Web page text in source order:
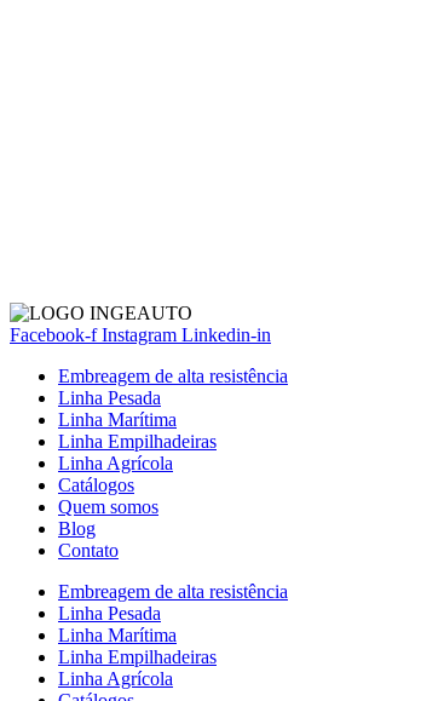
Facebook-f Instagram Linkedin-in
Embreagem de alta resistência
Linha Pesada
Linha Marítima
Linha Empilhadeiras
Linha Agrícola
Catálogos
Quem somos
Blog
Contato
Embreagem de alta resistência
Linha Pesada
Linha Marítima
Linha Empilhadeiras
Linha Agrícola